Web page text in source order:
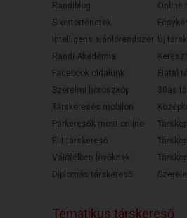
Randiblog
Sikertörténetek
Intelligens ajánlórendszer
Randi Akadémia
Facebook oldalunk
Szerelmi horoszkóp
Társkeresés mobilon
Párkeresők most online
Elit társkereső
Válófélben lévőknek
Diplomás társkereső
Online
Új
Fiatal
30as
Tematikus társkereső